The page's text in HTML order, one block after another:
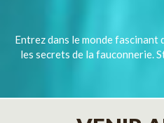
Entrez dans le monde fascinant
les secrets de la fauconnerie.